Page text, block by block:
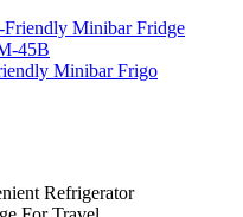
Minibar Frigo